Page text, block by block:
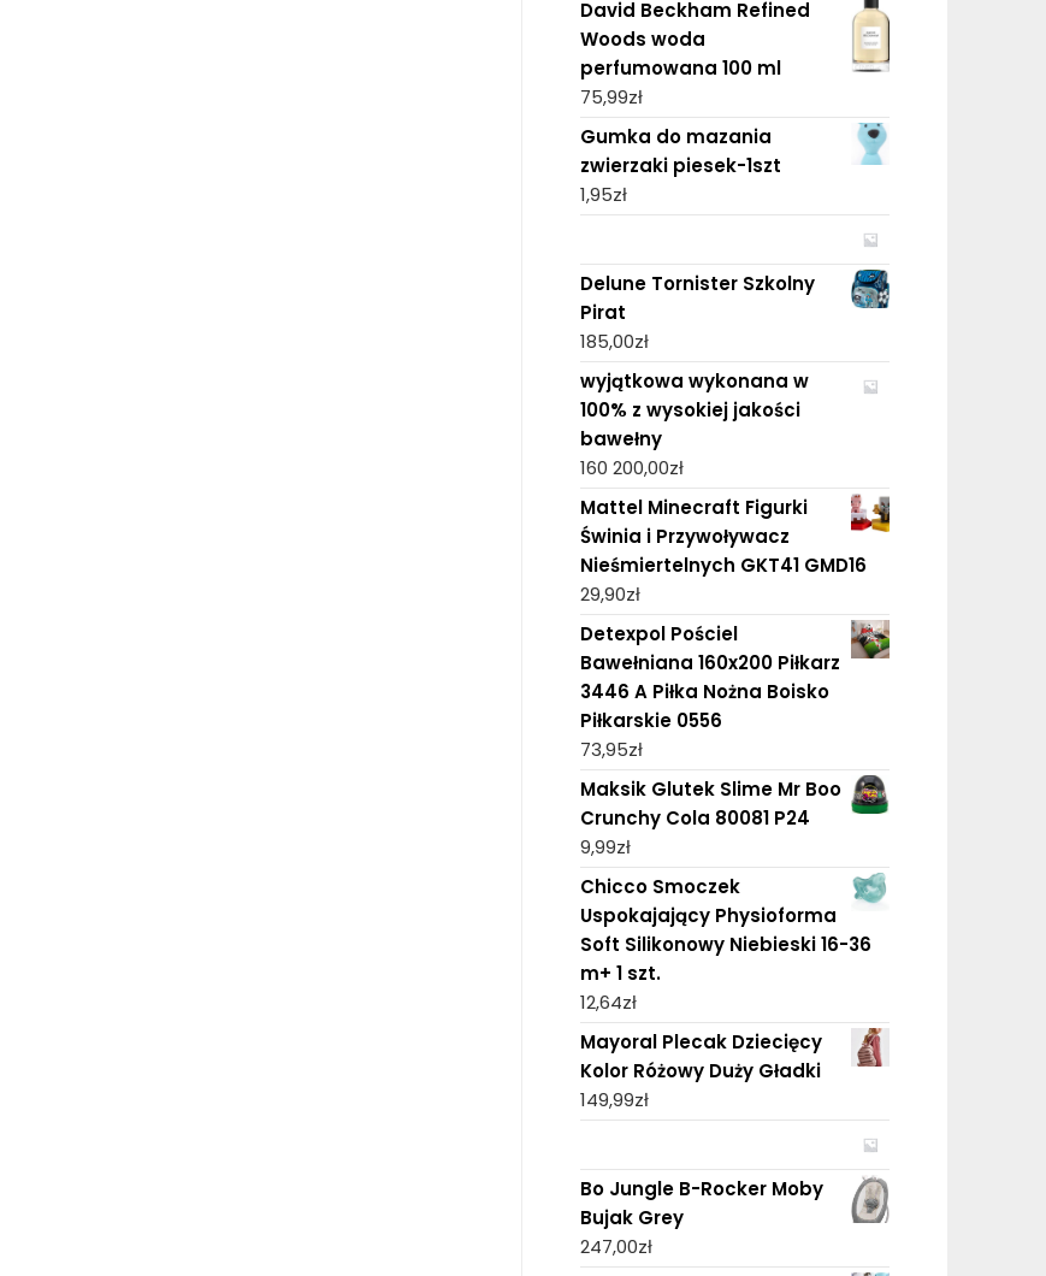
David Beckham Refined
Woods woda
perfumowana 100 ml
75,99zł
Gumka do mazania
zwierzaki piesek-1szt
1,95zł
Delune Tornister Szkolny
Pirat
185,00zł
wyjątkowa wykonana w
100% z wysokiej jakości
bawełny
160 200,00zł
Mattel Minecraft Figurki
Świnia i Przywoływacz
Nieśmiertelnych GKT41 GMD16
29,90zł
Detexpol Pościel
Bawełniana 160x200 Piłkarz
3446 A Piłka Nożna Boisko
Piłkarskie 0556
73,95zł
Maksik Glutek Slime Mr Boo
Crunchy Cola 80081 P24
9,99zł
Chicco Smoczek
Uspokajający Physioforma
Soft Silikonowy Niebieski 16-36
m+ 1 szt.
12,64zł
Mayoral Plecak Dziecięcy
Kolor Różowy Duży Gładki
149,99zł
Bo Jungle B-Rocker Moby
Bujak Grey
247,00zł